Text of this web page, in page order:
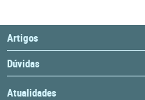
Artigos
Dúvidas
Atualidades